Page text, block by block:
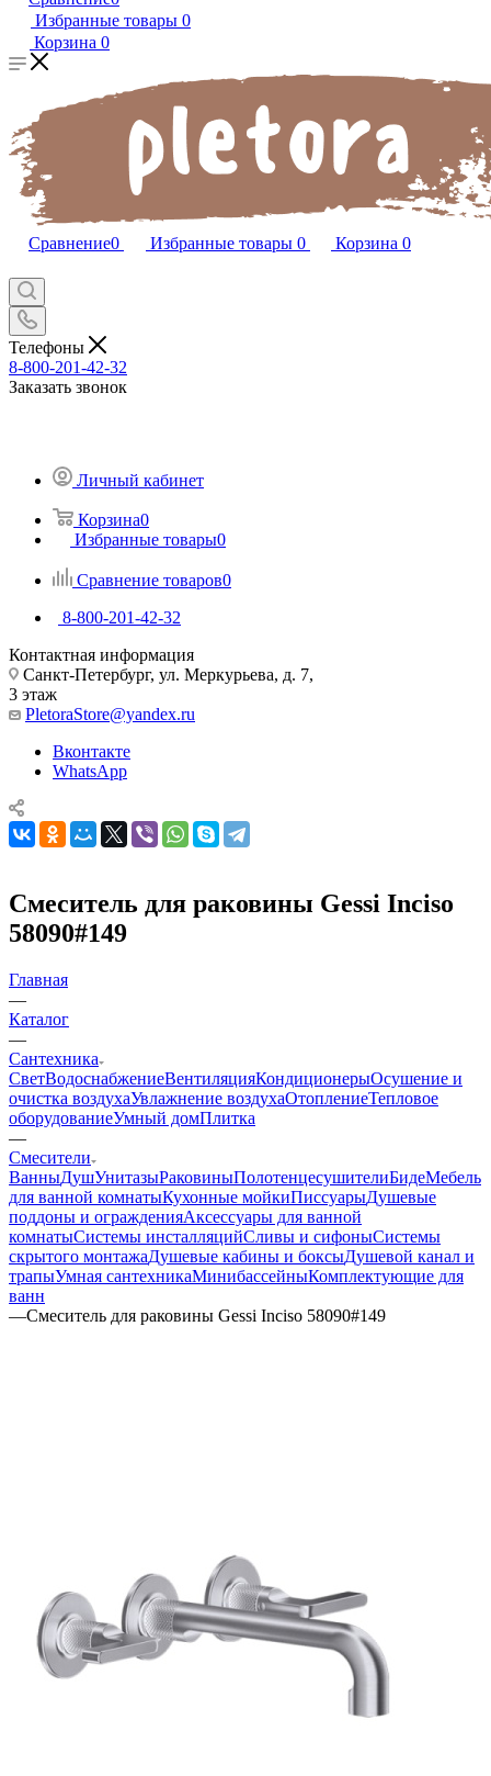
Избранные товары 0
Корзина 0
Сравнение0 Избранные товары 0 Корзина 0
Телефоны
8-800-201-42-32
Заказать звонок
Личный кабинет
Корзина0
Избранные товары0
Сравнение товаров0
8-800-201-42-32
Контактная информация
Санкт-Петербург, ул. Меркурьева, д. 7,
3 этаж
PletoraStore@yandex.ru
Вконтакте
WhatsApp
Смеситель для раковины Gessi Inciso
58090#149
Главная
—
Каталог
—
Сантехника
СветВодоснабжениеВентиляцияКондиционерыОсушение и
очистка воздухаУвлажнение воздухаОтоплениеТепловое
оборудованиеУмный домПлитка
—
Смесители
ВанныДушУнитазыРаковиныПолотенцесушителиБидеМебель
для ванной комнатыКухонные мойкиПиссуарыДушевые
поддоны и огражденияАксессуары для ванной
комнатыСистемы инсталляцийСливы и сифоныСистемы
скрытого монтажаДушевые кабины и боксыДушевой канал и
трапыУмная сантехникаМинибассейныКомплектующие для
ванн
—Смеситель для раковины Gessi Inciso 58090#149